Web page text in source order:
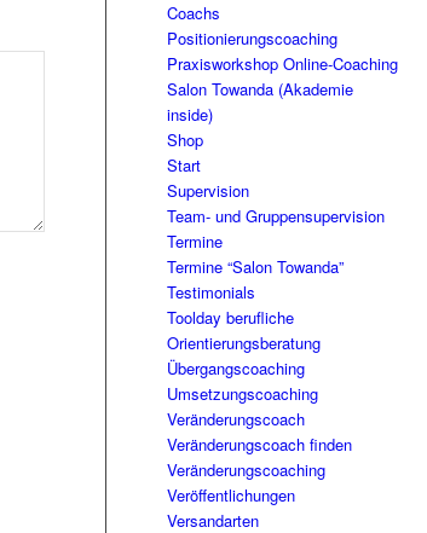
Coachs
Positionierungscoaching
Praxisworkshop Online-Coaching
Salon Towanda (Akademie
inside)
Shop
Start
Supervision
Team- und Gruppensupervision
Termine
Termine “Salon Towanda”
Testimonials
Toolday berufliche
Orientierungsberatung
Übergangscoaching
Umsetzungscoaching
Veränderungscoach
Veränderungscoach finden
Veränderungscoaching
Veröffentlichungen
Versandarten